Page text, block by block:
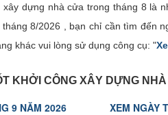
dựng nhà cửa trong tháng 8 là
8/2026 , bạn chỉ cần tìm đến
khác vui lòng sử dụng công cụ: "
KHỞI CÔNG XÂY DỰNG
9 NĂM 2026 XEM NGÀY